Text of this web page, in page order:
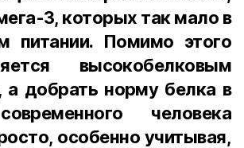
3, которых так мало в
питании. Помимо этого
высокобелковым
а добрать норму белка в
человека
особенно учитывая,